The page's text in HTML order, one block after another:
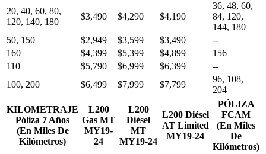
20, 40, 60, 80,
120, 140, 180
$3,490 $4,290 $4,190
36, 48, 60,
84, 120,
144, 180
50, 150
$2,949 $3,599 $3,490
--
160
$4,399 $5,399 $4,899
156
110
$5,790 $6,999 $6,399
--
100, 200
$6,499 $7,999 $7,799
96, 108,
204
KILOMETRAJE
Póliza 7 Años
(En Miles De
Kilómetros)
L200
Gas MT
MY19-
24
L200
Diésel
MT
MY19-24
L200 Diésel
AT Limited
MY19-24
PÓLIZA
FCAM
(En Miles
De
Kilómetros)